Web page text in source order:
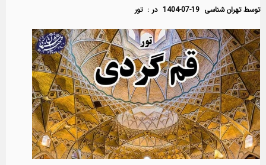
توسطتهران شناسی 1404-07-19 در :تور